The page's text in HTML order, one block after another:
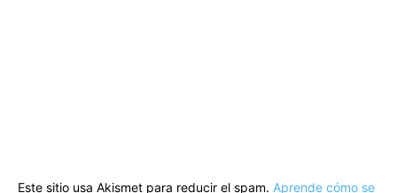
Este sitio usa Akismet para reducir el spam. Aprende cómo se